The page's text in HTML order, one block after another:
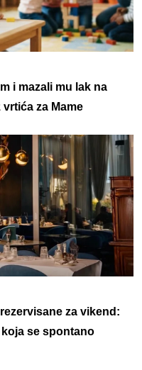
i mazali mu lak na
za Mame
za vikend:
se spontano